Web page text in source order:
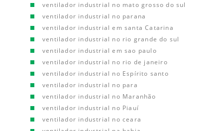
ventilador industrial no mato grosso do sul
ventilador industrial no parana
ventilador industrial em santa Catarina
ventilador industrial no rio grande do sul
ventilador industrial em sao paulo
ventilador industrial no rio de janeiro
ventilador industrial no Espírito santo
ventilador industrial no para
ventilador industrial no Maranhão
ventilador industrial no Piauí
ventilador industrial no ceara